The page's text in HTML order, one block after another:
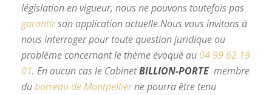
législation en vigueur, nous ne pouvons toutefois pas
garantirson application actuelle.Nous vous invitons à
nous interroger pour toute question juridique ou
problème concernant le thème évoqué au 04 99 62 19
01. En aucun cas le CabinetBILLION-PORTE membre
dubarreau de Montpellierne pourra être tenu